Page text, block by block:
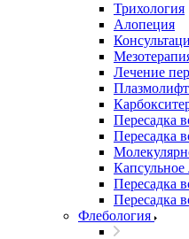
Трихология
Алопеция
Лечение
Пересадка
Пересадка
Капсульное
Пересадка
Пересадка
Флебология